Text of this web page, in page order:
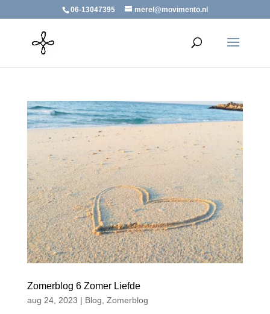
06-13047395 merel@movimento.nl
Zomerblog 6 Zomer Liefde
aug 24, 2023 | Blog Zomerblog